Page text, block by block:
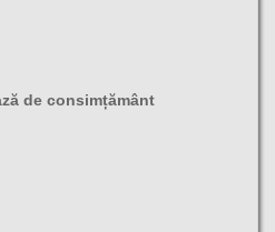
de consimțământ